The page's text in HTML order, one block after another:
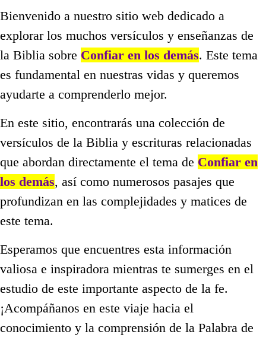
Bienvenido a nuestro sitio web dedicado a
explorar los muchos versículos y enseñanzas de
la Biblia sobre Confiar en los demás. Este tema
es fundamental en nuestras vidas y queremos
ayudarte a comprenderlo mejor.
En este sitio, encontrarás una colección de
versículos de la Biblia y escrituras relacionadas
que abordan directamente el tema de Confiar en
los demás, así como numerosos pasajes que
profundizan en las complejidades y matices de
este tema.
Esperamos que encuentres esta información
valiosa e inspiradora mientras te sumerges en el
estudio de este importante aspecto de la fe.
¡Acompáñanos en este viaje hacia el
conocimiento y la comprensión de la Palabra de